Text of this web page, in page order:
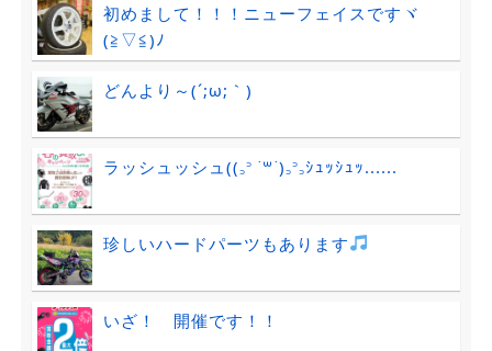
初めまして！！！ニューフェイスですヾ
(≧▽≦)ﾉ
どんより～(´;ω;｀)
ラッシュッシュ((꜆꜄ ˙꒳˙)꜆꜄꜆ｼｭｯｼｭｯ......
珍しいハードパーツもあります
いざ！ 開催です！！